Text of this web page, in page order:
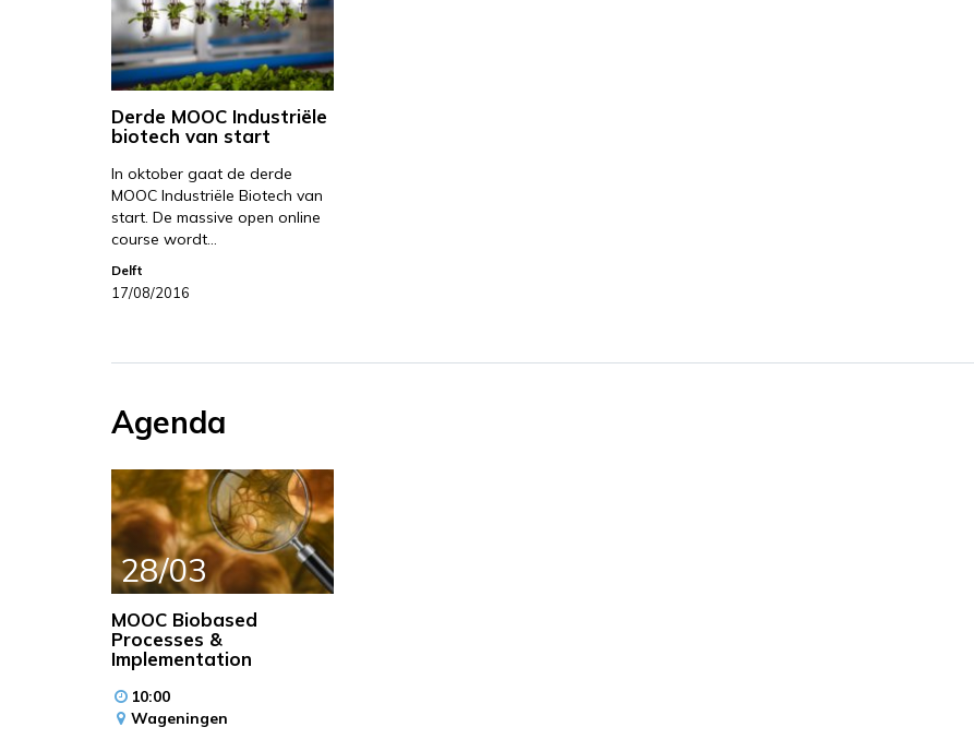
Derde MOOC Industriële
biotech van start
In oktober gaat de derde
MOOC Industriële Biotech van
start. De massive open online
course wordt…
Delft
17/08/2016
Agenda
28/03
MOOC Biobased
Processes &
Implementation
10:00
Wageningen